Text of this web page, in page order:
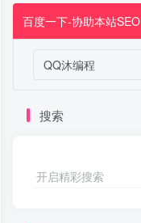
百度一下-协助本站SEO
搜索
开启精彩搜索